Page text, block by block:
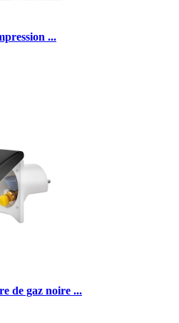
...
de gaz noire ...